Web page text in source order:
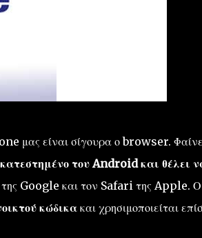
μας είναι σίγουρα ο browser.
του Android και θέλει
της Google και τον Safariτης Apple. Ο
κώδικα και χρησιμοποιείται